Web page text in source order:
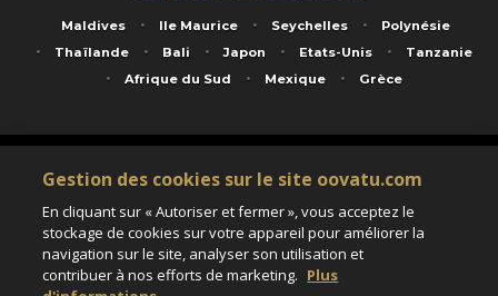
Maldives Ile Maurice Seychelles
Polynésie
Thaïlande
Bali Japon Etats-Unis
Tanzanie
Afrique du Sud
Mexique Grèce
Service animé par Nautil Voyages - 22 rue Georges Picquart 75017 Paris - S.A.S
au capital de 155 696 euros - RCS Paris B 423 671 973 - Code APE 7911Z
Matricule Atout France IM075100020 - Garantie financière Groupama - Agrément IATA
Assurance responsabilité civile et professionnelle HISCOX RCP0081066
Gestion des cookies sur le site oovatu.com
En cliquant sur « Autoriser et fermer », vous acceptez le
stockage de cookies sur votre appareil pour améliorer la
navigation sur le site, analyser son utilisation et
contribuer à nos efforts de marketing. Plus